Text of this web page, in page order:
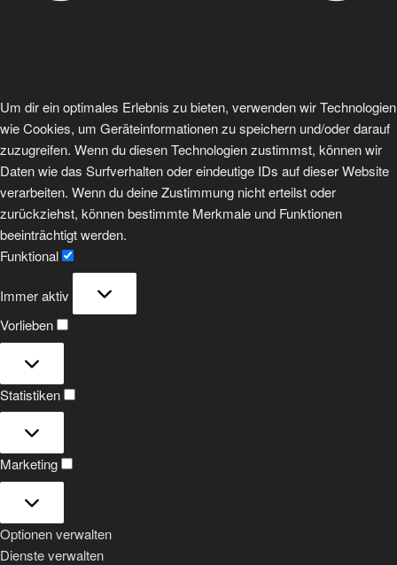
Um dir ein optimales Erlebnis zu bieten, verwenden wir Technologien
wie Cookies, um Geräteinformationen zu speichern und/oder darauf
zuzugreifen. Wenn du diesen Technologien zustimmst, können wir
Daten wie das Surfverhalten oder eindeutige IDs auf dieser Website
verarbeiten. Wenn du deine Zustimmung nicht erteilst oder
zurückziehst, können bestimmte Merkmale und Funktionen
beeinträchtigt werden.
Funktional
Immer aktiv
Vorlieben
Statistiken
Marketing
Optionen verwalten
Dienste verwalten